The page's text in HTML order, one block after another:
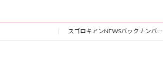
スゴロキアンNEWSバックナンバー